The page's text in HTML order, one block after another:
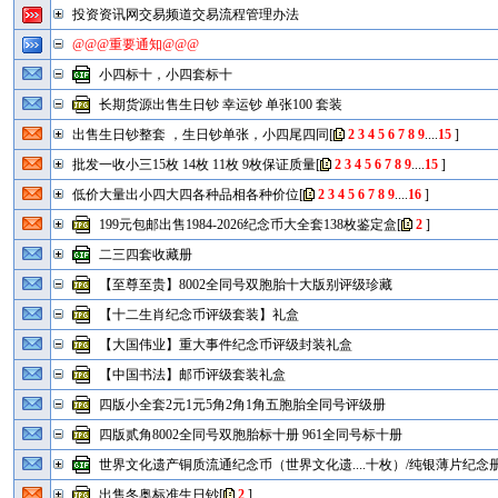
投资资讯网交易频道交易流程管理办法
@@@重要通知@@@
小四标十，小四套标十
长期货源出售生日钞 幸运钞 单张100 套装
出售生日钞整套 ，生日钞单张，小四尾四同 [ 2 3 4 5 6 7 8 9....15 ]
批发一收小三15枚 14枚 11枚 9枚保证质量[ 2 3 4 5 6 7 8 9....15 ]
低价大量出小四大四各种品相各种价位[ 2 3 4 5 6 7 8 9....16 ]
199元包邮出售1984-2026纪念币大全套138枚鉴定盒[ 2 ]
二三四套收藏册
【至尊至贵】8002全同号双胞胎十大版别评级珍藏
【十二生肖纪念币评级套装】礼盒
【大国伟业】重大事件纪念币评级封装礼盒
【中国书法】邮币评级套装礼盒
四版小全套2元1元5角2角1角五胞胎全同号评级册
四版贰角8002全同号双胞胎标十册 961全同号标十册
世界文化遗产铜质流通纪念币（世界文化遗....十枚）/纯银薄片纪念
出售冬奥标准生日钞[ 2 ]